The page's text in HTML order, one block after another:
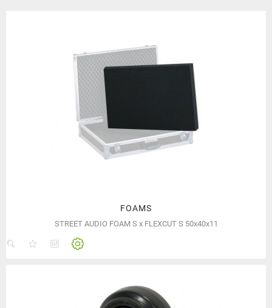
FOAMS
STREET AUDIO FOAM S x FLEXCUT S 50x40x11